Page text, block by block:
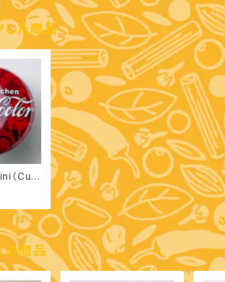
した商品
（Curr
の商品